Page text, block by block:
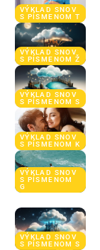
VÝKLAD SNOV
S PÍSMENOM T
VÝKLAD SNOV
S PÍSMENOM Ž
VÝKLAD SNOV
S PÍSMENOM S
VÝKLAD SNOV
S PÍSMENOM K
VÝKLAD SNOV
S PÍSMENOM
G
VÝKLAD SNOV
S PÍSMENOM S